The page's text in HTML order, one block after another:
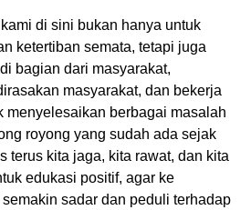
di sini bukan hanya untuk
ketertiban semata, tetapi juga
bagian dari masyarakat,
masyarakat, dan bekerja
menyelesaikan berbagai masalah
royong yang sudah ada sejak
terus kita jaga, kita rawat, dan kita
edukasi positif, agar ke
sadar dan peduli terhadap